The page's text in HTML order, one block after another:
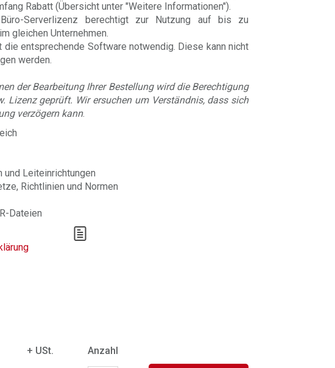
Rabatt (Übersicht unter "Weitere Informationen").
Serverlizenz berechtigt zur Nutzung auf bis zu
gleichen Unternehmen.
die entsprechende Software notwendig. Diese kann nicht
werden.
der Bearbeitung Ihrer Bestellung wird die Berechtigung
Lizenz geprüft. Wir ersuchen um Verständnis, dass sich
verzögern kann.
und Leiteinrichtungen
Richtlinien und Normen
Dateien
+ USt. Anzahl